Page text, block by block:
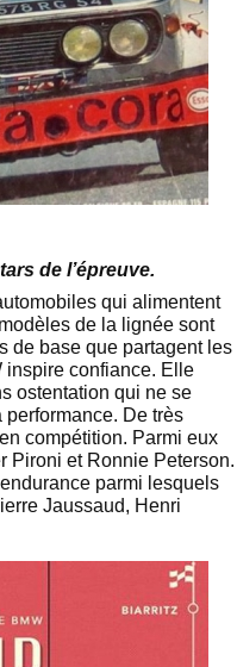
de l’épreuve.
qui alimentent
de la lignée sont
de base que partagent les
inspire confiance. Elle
ostentation qui ne se
De très
compétition. Parmi eux
Pironi et Ronnie Peterson.
parmi lesquels
Jaussaud, Henri